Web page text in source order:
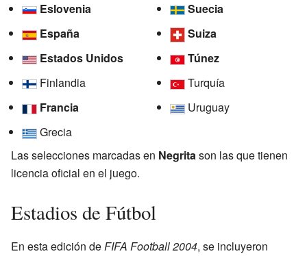
Eslovenia
España
Estados Unidos
Finlandia
Francia
Grecia
Suecia
Suiza
Túnez
Turquía
Uruguay
Las selecciones marcadas en Negritason las que tienen
licencia oficial en el juego.
Estadios de Fútbol
En esta edición deFIFA Football 2004, se incluyeron